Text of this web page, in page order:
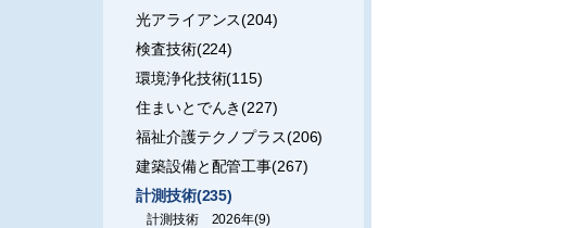
光アライアンス(204)
検査技術(224)
環境浄化技術(115)
住まいとでんき(227)
福祉介護テクノプラス(206)
建築設備と配管工事(267)
計測技術(235)
計測技術 2026年(9)